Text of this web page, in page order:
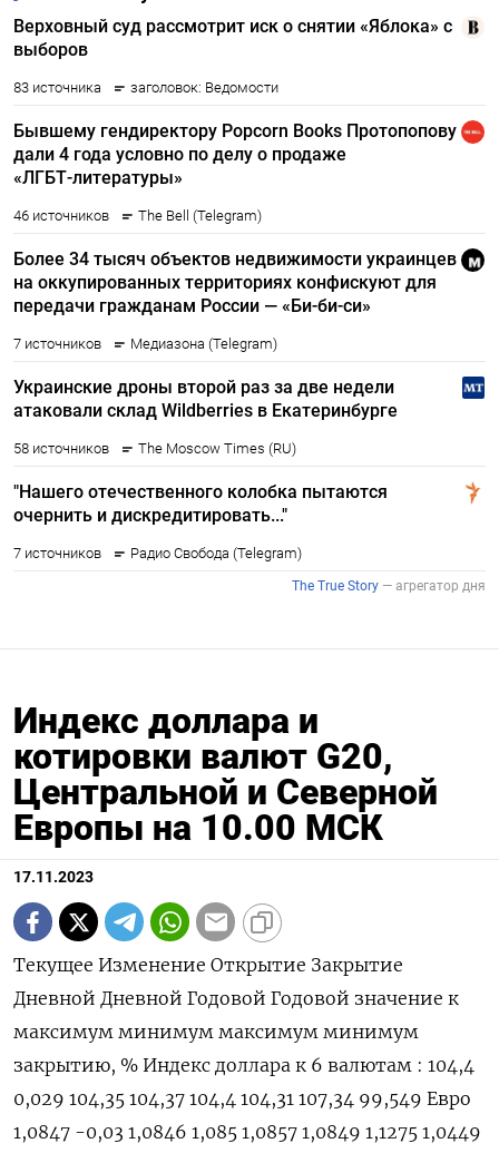
Индекс доллара и
котировки валют G20,
Центральной и Северной
Европы на 10.00 МСК
17.11.2023
Текущее Изменение Открытие Закрытие
Дневной Дневной Годовой Годовой значение к
максимум минимум максимум минимум
закрытию, % Индекс доллара к 6 валютам : 104,4
0,029 104,35 104,37 104,4 104,31 107,34 99,549 Евро
1,0847 -0,03 1,0846 1,085 1,0857 1,0849 1,1275 1,0449